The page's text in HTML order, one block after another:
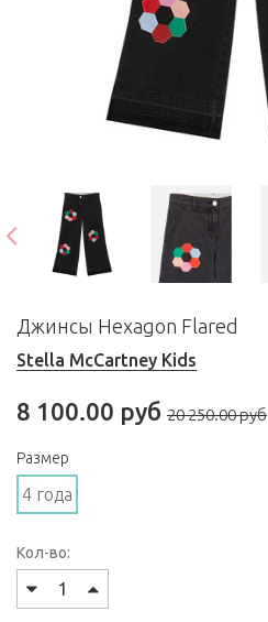
Джинсы Hexagon Flared
Stella McCartney Kids
8 100.00 руб 20 250.00 руб
Размер
4 года
Кол-во: